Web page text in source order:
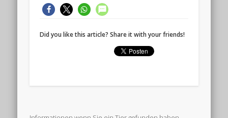
Did you like this article? Share it with your friends!